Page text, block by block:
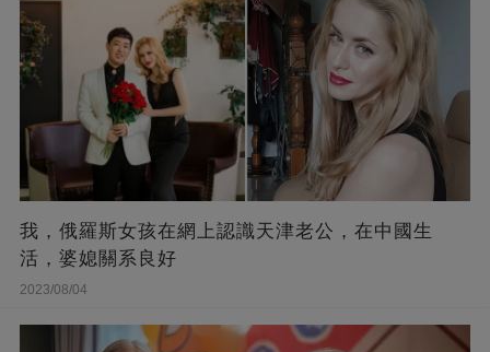
我，俄羅斯女孩在網上認識天津老公，在中國生
活，婆媳關系良好
2023/08/04